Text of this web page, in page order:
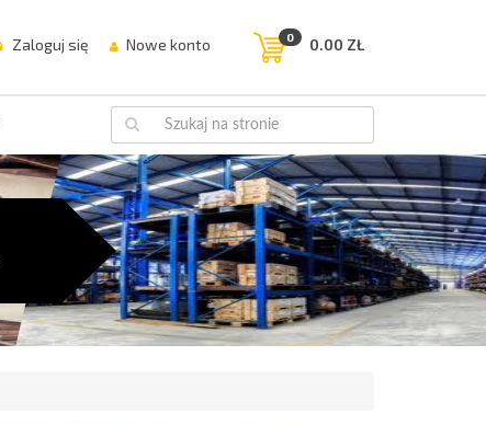
Zaloguj się Nowe konto 0 0.00 ZŁ